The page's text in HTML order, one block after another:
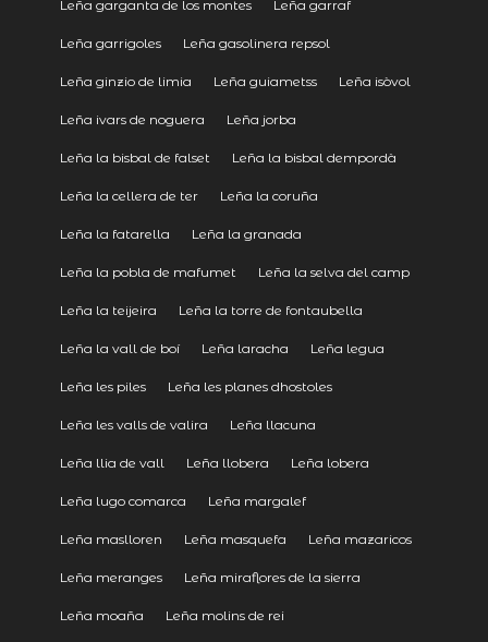
Leña garganta de los montes Leña garraf
Leña garrigoles Leña gasolinera repsol
Leña ginzio de limia Leña guiametss Leña isòvol
Leña ivars de noguera Leña jorba
Leña la bisbal de falset Leña la bisbal dempordà
Leña la cellera de ter Leña la coruña
Leña la fatarella Leña la granada
Leña la pobla de mafumet Leña la selva del camp
Leña la teijeira Leña la torre de fontaubella
Leña la vall de boí Leña laracha Leña legua
Leña les piles Leña les planes dhostoles
Leña les valls de valira Leña llacuna
Leña llia de vall Leña llobera Leña lobera
Leña lugo comarca Leña margalef
Leña maslloren Leña masquefa Leña mazaricos
Leña meranges Leña miraflores de la sierra
Leña moaña Leña molins de rei